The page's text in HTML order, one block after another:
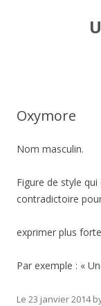
Oxymore
Nom masculin.
Figure de style
contradictoire
exprimer plus
Par exemple : «
Le 23 janvier 2014